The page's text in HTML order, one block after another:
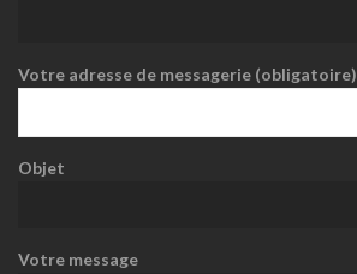
Votre adresse de messagerie (obligatoire)
Objet
Votre message